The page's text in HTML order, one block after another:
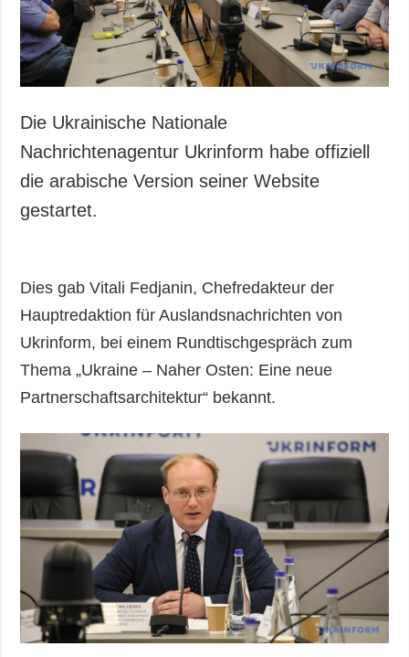
Gesellschaft und
Kultur
Sport
Kriminalität
Notstand und
ZUSÄTZLICH
Veröffentlichungen
Video
LEISTUNGEN
Die Ukrainische Nationale
Nachrichtenagentur Ukrinform habe offiziell
die arabische Version seiner Website
gestartet.
Dies gab Vitali Fedjanin, Chefredakteur der
Hauptredaktion für Auslandsnachrichten von
Ukrinform, bei einem Rundtischgespräch zum
Thema „Ukraine – Naher Osten: Eine neue
Partnerschaftsarchitektur“ bekannt.